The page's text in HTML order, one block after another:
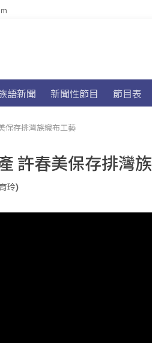
語新聞 新聞性節目 節目表
保存排灣族織布工藝
許春美保存排灣
玲)